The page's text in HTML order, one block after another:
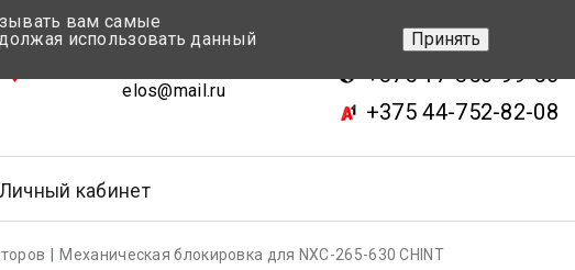
elos@mail.ru
+375 17-343-46-70
+375 17-350-99-56
+375 44-752-82-08
Личный кабинет
Механическая блокировка для NXC-265-630 CHINT
вам самые
использовать данный
Принять